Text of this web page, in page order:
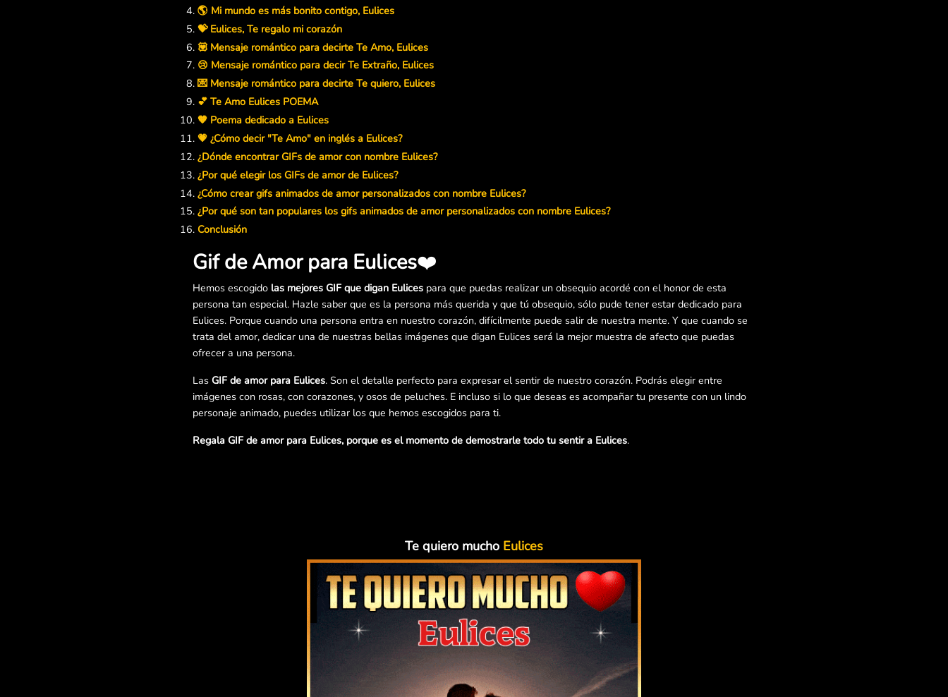
🌎 Mi mundo es más bonito contigo, Eulices
💝 Eulices, Te regalo mi corazón
💟 Mensaje romántico para decirte Te Amo, Eulices
😢 Mensaje romántico para decir Te Extraño, Eulices
💌 Mensaje romántico para decirte Te quiero, Eulices
💕 Te Amo Eulices POEMA
🧡 Poema dedicado a Eulices
💗 ¿Cómo decir "Te Amo" en inglés a Eulices?
¿Dónde encontrar GIFs de amor con nombre Eulices?
¿Por qué elegir los GIFs de amor de Eulices?
¿Cómo crear gifs animados de amor personalizados con nombre Eulices?
¿Por qué son tan populares los gifs animados de amor personalizados con nombre Eulices?
Conclusión
Gif de Amor para Eulices❤️
Hemos escogido las mejores GIF que digan Eulicespara que puedas realizar un obsequio acordé con el honor de esta
persona tan especial. Hazle saber que es la persona más querida y que tú obsequio, sólo pude tener estar dedicado para
Eulices. Porque cuando una persona entra en nuestro corazón, difícilmente puede salir de nuestra mente. Y que cuando se
trata del amor, dedicar una de nuestras bellas imágenes que digan Eulices será la mejor muestra de afecto que puedas
ofrecer a una persona.
Las GIF de amor para Eulices. Son el detalle perfecto para expresar el sentir de nuestro corazón. Podrás elegir entre
imágenes con rosas, con corazones, y osos de peluches. E incluso si lo que deseas es acompañar tu presente con un lindo
personaje animado, puedes utilizar los que hemos escogidos para ti.
Regala GIF de amor para Eulices, porque es el momento de demostrarle todo tu sentir a Eulices.
Te quiero mucho Eulices